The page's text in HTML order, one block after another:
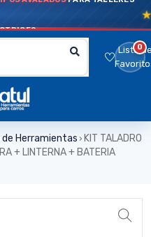
Lista0
Herramientas› KIT TALADRO
+ LINTERNA + BATERIA